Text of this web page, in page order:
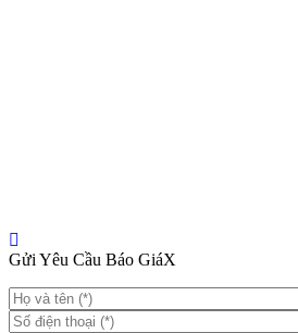
Gửi Yêu Cầu Báo GiáX